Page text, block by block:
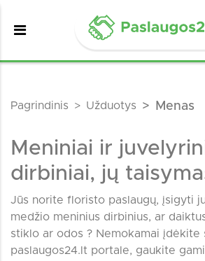
Pagrindinis Užduotys Menas
Meniniai ir
dirbiniai, jų
Jūs norite floristo paslaugų, įsigyti
medžio meninius dirbinius, ar
stiklo ar odos ? Nemokamai įdėkite
paslaugos24.lt portale, gaukite